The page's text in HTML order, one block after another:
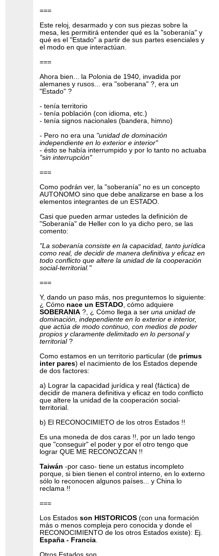
===
Este reloj, desarmado y con sus piezas sobre la
mesa, les permitirá entender qué es la "soberanía" y
qué es el "Estado" a partir de sus partes esenciales y
el modo en que interactúan.
===
Ahora bien... la Polonia de 1940, invadida por
alemanes y rusos... era "soberana" ?, era un
"Estado" ?
- tenía territorio
- tenía población (con idioma, etc.)
- tenía signos nacionales (bandera, himno)
- Pero no era una "unidad de dominación
independiente en lo exterior e interior"
- ésto se había interrumpido y por lo tanto no actuaba
"sin interrupción"
===
Como podrán ver, la "soberanía" no es un concepto
AUTONOMO sino que debe analizarse en base a los
elementos integrantes de un ESTADO.
Casi que pueden armar ustedes la definición de
"Soberanía" de Heller con lo ya dicho pero, se las
comento:
"La soberanía consiste en la capacidad, tanto jurídica
como real, de decidir de manera definitiva y eficaz en
todo conflicto que altere la unidad de la cooperación
social-territorial."
===
Y, dando un paso más, nos preguntemos lo siguiente:
¿ Cómo nace un ESTADO , cómo adquiere
SOBERANIA ?, ¿ Cómo llega a seruna unidad de
dominación, independiente en lo exterior e interior,
que actúa de modo continuo, con medios de poder
propios y claramente delimitado en lo personal y
territorial?
Como estamos en un territorio particular (de primus
inter pares) el nacimiento de los Estados depende
de dos factores:
a) Lograr la capacidad jurídica y real (fáctica) de
decidir de manera definitiva y eficaz en todo conflicto
que altere la unidad de la cooperación social-
territorial.
b) El RECONOCIMIETO de los otros Estados !!
Es una moneda de dos caras !!, por un lado tengo
que "conseguir" el poder y por el otro tengo que
lograr QUE ME RECONOZCAN !!
Taiwán -por caso- tiene un estatus incompleto
porque, si bien tienen el control interno, en lo externo
sólo lo reconocen algunos países... y China lo
reclama !!
===
Los Estadosson HISTORICOS (con una formación
más o menos compleja pero conocida y donde el
RECONOCIMIENTO de los otros Estados existe): Ej.
España - Francia